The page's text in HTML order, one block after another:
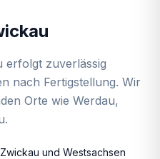
erfolgt zuverlässig
nach Fertigstellung. Wir
Orte wie Werdau,
und Westsachsen